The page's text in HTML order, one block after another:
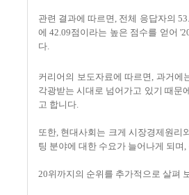
관련 결과에 따르면, 전체 응답자의
에 42.09점이라는 높은 점수를 얻어
다.
커리어의 보도자료에 따르면, 과거에
각광받는 시대로 넘어가고 있기 때문
고 합니다.
또한, 현대사회는 크게 시장경제원리
팅 분야에 대한 수요가 늘어나게 되
20위까지의 순위를 추가적으로 살펴